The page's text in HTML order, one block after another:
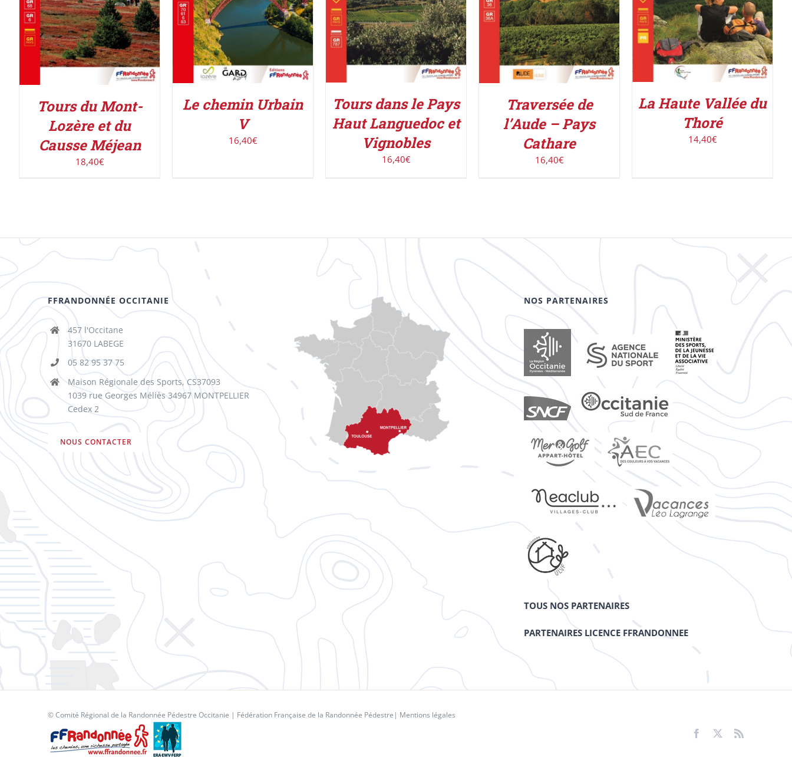
Tours du Mont-
Lozère et du
Causse Méjean
18,40€
Le chemin Urbain
V
16,40€
Tours dans le Pays
Haut Languedoc et
Vignobles
16,40€
Traversée de
l’Aude – Pays
Cathare
16,40€
La Haute Vallée du
Thoré
14,40€
FFRANDONNÉE OCCITANIE
457 l'Occitane
31670 LABEGE
05 82 95 37 75
Maison Régionale des Sports, CS37093
1039 rue Georges Méliès 34967 MONTPELLIER
Cedex 2
NOUS CONTACTER
NOS PARTENAIRES
TOUS NOS PARTENAIRES
PARTENAIRES LICENCE FFRANDONNEE
© Comité Régional de la Randonnée Pédestre Occitanie | Fédération Française de la Randonnée Pédestre | Mentions légales
Facebook